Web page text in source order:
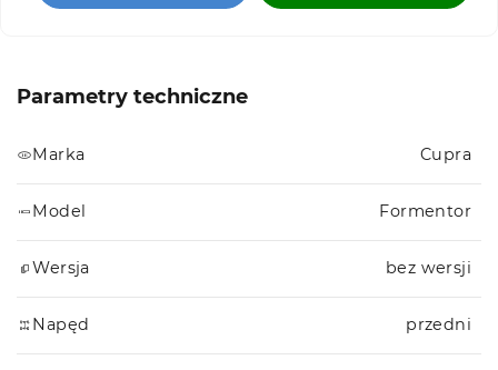
Parametry techniczne
Marka Cupra
Model Formentor
Wersja bez wersji
Napęd przedni